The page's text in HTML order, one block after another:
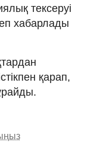
тексеруі
хабарлады
қарап,